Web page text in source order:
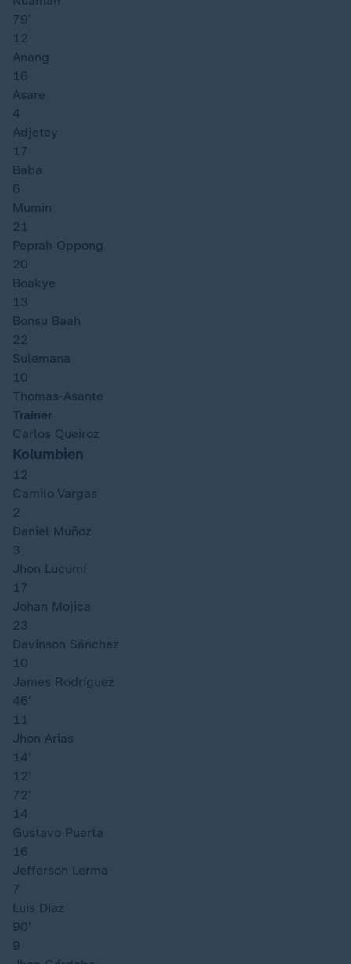
79′
12
Anang
16
Asare
4
Adjetey
17
Baba
6
Mumin
21
Peprah Oppong
20
Boakye
13
Bonsu Baah
22
Sulemana
10
Thomas-Asante
Trainer
Carlos Queiroz
Kolumbien
12
Camilo Vargas
2
Daniel Muñoz
3
Jhon Lucumí
17
Johan Mojica
23
Davinson Sánchez
10
James Rodríguez
46′
11
Jhon Arias
14′
12′
72′
14
Gustavo Puerta
16
Jefferson Lerma
7
Luis Díaz
90′
9